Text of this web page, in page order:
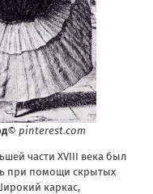
© pinterest.com
части XVIII века был
при помощи скрытых
каркас,